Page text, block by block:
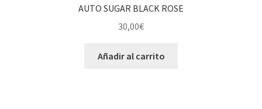
AUTO SUGAR BLACK ROSE
30,00€
Añadir al carrito